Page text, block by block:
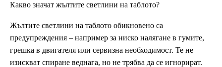
Какво значат жълтите светлини на таблото?
Жълтите светлини на таблото обикновено са
предупреждения – например за ниско налягане в гумите,
грешка в двигателя или сервизна необходимост. Те не
изискват спиране веднага, но не трябва да се игнорират.